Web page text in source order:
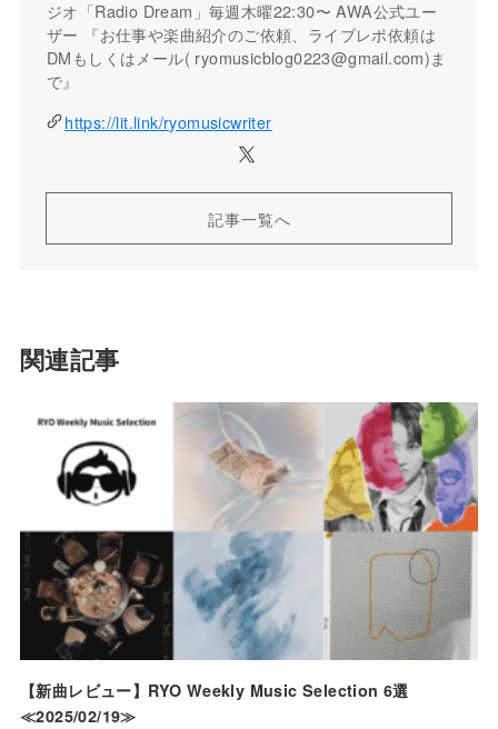
ジオ「Radio Dream」毎週木曜22:30〜 AWA公式ユー
ザー 『お仕事や楽曲紹介のご依頼、ライブレポ依頼は
DMもしくはメール( ryomusicblog0223@gmail.com)ま
で』
https://lit.link/ryomusicwriter
記事一覧へ
関連記事
【新曲レビュー】RYO Weekly Music Selection 6選
≪2025/02/19≫